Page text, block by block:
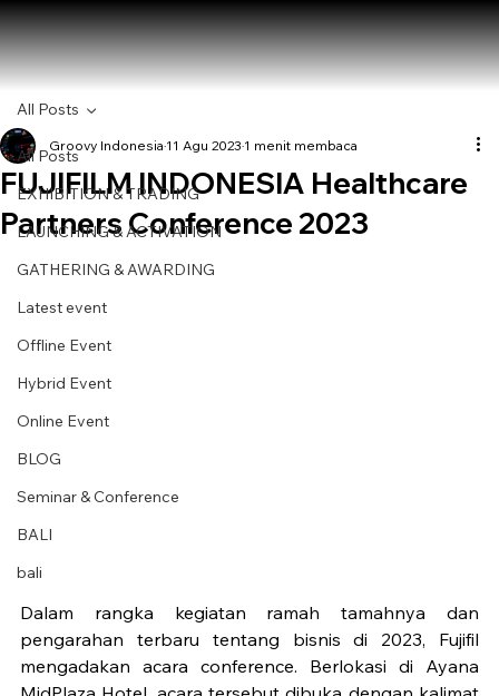
All Posts
EXHIBITION & TRADING
LAUNCHING & ACTIVATION
GATHERING & AWARDING
Latest event
Offline Event
Hybrid Event
Online Event
BLOG
Seminar & Conference
BALI
bali
All Posts
FUJIFILM INDONESIA Healthcare
Partners Conference 2023
Groovy Indonesia 11 Agu 2023 1 menit membaca
Dalam rangka kegiatan ramah tamahnya dan
pengarahan terbaru tentang bisnis di 2023, Fujifil
mengadakan acara conference. Berlokasi di Ayana